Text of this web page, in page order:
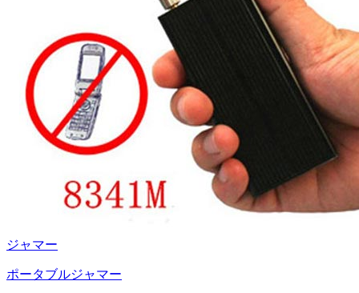
ジャマー
ポータブルジャマー